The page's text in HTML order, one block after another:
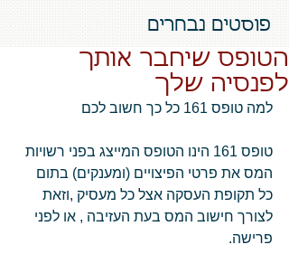
פוסטים נבחרים
הטופס שיחבר אותך
לפנסיה שלך
למה טופס 161 כל כך חשוב לכם
טופס 161 הינו הטופס המייצג בפני רשויות
המס את פרטי הפיצויים (ומענקים) בתום
כל תקופת העסקה אצל כל מעסיק ,וזאת
לצורך חישוב המס בעת העזיבה , או לפני
פרישה.